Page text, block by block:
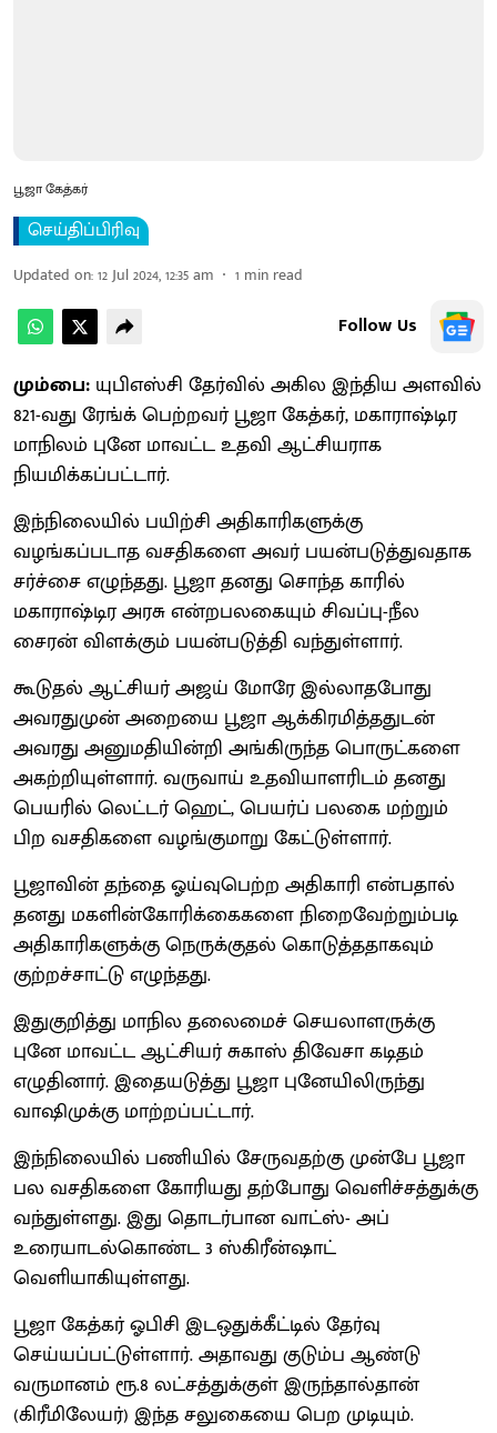
பூஜா கேத்கர்
செய்திப்பிரிவு
Updated on:12 Jul 2024, 12:35 am 1 min read
Follow Us
மும்பை: யுபிஎஸ்சி தேர்வில் அகில இந்திய அளவில்
821-வது ரேங்க் பெற்றவர் பூஜா கேத்கர், மகாராஷ்டிர
மாநிலம் புனே மாவட்ட உதவி ஆட்சியராக
நியமிக்கப்பட்டார்.
இந்நிலையில் பயிற்சி அதிகாரிகளுக்கு
வழங்கப்படாத வசதிகளை அவர் பயன்படுத்துவதாக
சர்ச்சை எழுந்தது. பூஜா தனது சொந்த காரில்
மகாராஷ்டிர அரசு என்றபலகையும் சிவப்பு-நீல
சைரன் விளக்கும் பயன்படுத்தி வந்துள்ளார்.
கூடுதல் ஆட்சியர் அஜய் மோரே இல்லாதபோது
அவரதுமுன் அறையை பூஜா ஆக்கிரமித்ததுடன்
அவரது அனுமதியின்றி அங்கிருந்த பொருட்களை
அகற்றியுள்ளார். வருவாய் உதவியாளரிடம் தனது
பெயரில் லெட்டர் ஹெட், பெயர்ப் பலகை மற்றும்
பிற வசதிகளை வழங்குமாறு கேட்டுள்ளார்.
பூஜாவின் தந்தை ஓய்வுபெற்ற அதிகாரி என்பதால்
தனது மகளின்கோரிக்கைகளை நிறைவேற்றும்படி
அதிகாரிகளுக்கு நெருக்குதல் கொடுத்ததாகவும்
குற்றச்சாட்டு எழுந்தது.
இதுகுறித்து மாநில தலைமைச் செயலாளருக்கு
புனே மாவட்ட ஆட்சியர் சுகாஸ் திவேசா கடிதம்
எழுதினார். இதையடுத்து பூஜா புனேயிலிருந்து
வாஷிமுக்கு மாற்றப்பட்டார்.
இந்நிலையில் பணியில் சேருவதற்கு முன்பே பூஜா
பல வசதிகளை கோரியது தற்போது வெளிச்சத்துக்கு
வந்துள்ளது. இது தொடர்பான வாட்ஸ்- அப்
உரையாடல்கொண்ட 3 ஸ்கிரீன்ஷாட்
வெளியாகியுள்ளது.
பூஜா கேத்கர் ஓபிசி இடஒதுக்கீட்டில் தேர்வு
செய்யப்பட்டுள்ளார். அதாவது குடும்ப ஆண்டு
வருமானம் ரூ.8 லட்சத்துக்குள் இருந்தால்தான்
(கிரீமிலேயர்) இந்த சலுகையை பெற முடியும்.